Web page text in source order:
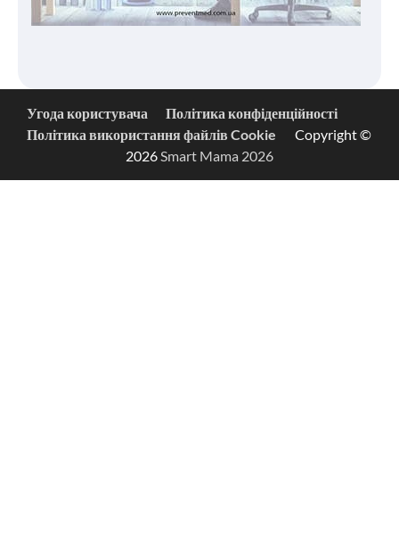
Угода користувача
Політика конфіденційності
Політика використання файлів Cookie
Copyright ©
2026 Smart Mama 2026